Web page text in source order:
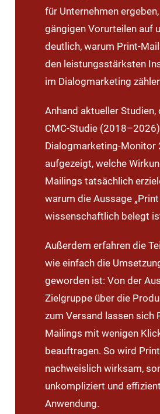
für Unternehmen
gängigen Vorurteilen auf
deutlich, warum Print-
den leistungsstärksten
im Dialogmarketing
Anhand aktueller Studien,
CMC-Studie
Dialogmarketing-Monitor
aufgezeigt, welche
Mailings tatsächlich
warum die Aussage
wissenschaftlich belegt
Außerdem erfahren die
wie einfach die
geworden ist: Von der
Zielgruppe über die
zum Versand lassen sich
Mailings mit wenigen
beauftragen. So wird
nachweislich wirksam,
unkompliziert und
Anwendung.